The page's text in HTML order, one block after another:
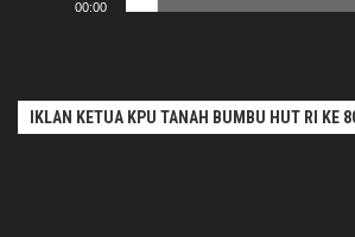
00:00
IKLAN KETUA KPU TANAH BUMBU HUT RI KE